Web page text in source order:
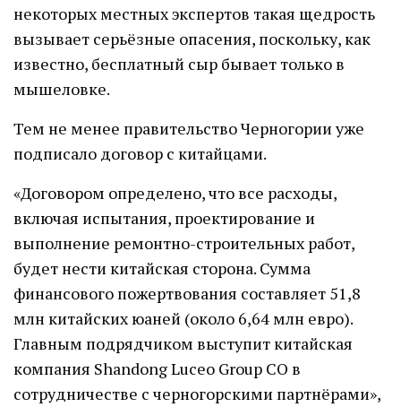
некоторых местных экспертов такая щедрость
вызывает серьёзные опасения, поскольку, как
известно, бесплатный сыр бывает только в
мышеловке.
Тем не менее правительство Черногории уже
подписало договор с китайцами.
«Договором определено, что все расходы,
включая испытания, проектирование и
выполнение ремонтно-строительных работ,
будет нести китайская сторона. Сумма
финансового пожертвования составляет 51,8
млн китайских юаней (около 6,64 млн евро).
Главным подрядчиком выступит китайская
компания Shandong Luceo Group CO в
сотрудничестве с черногорскими партнёрами»,